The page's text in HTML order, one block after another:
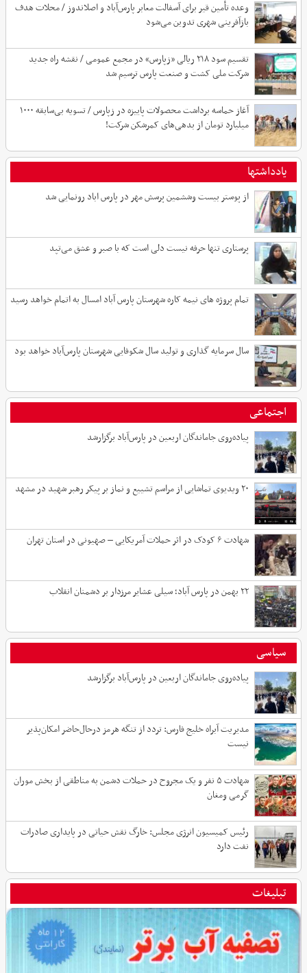
وعده تأمین قیر برای آسفالت معابر پارس‌آباد و اصلاندوز / محلات هدف
بازآفرینی شهری تدوین می‌شود
تقسیم سود ۲۱۸ ریالی «زپارس» در مجمع عمومی / نقشه راه جدید
شرکت ملی کشت و صنعت پارس ترسیم شد
آغاز حماسه برداشت محصولات پاییزه در زپارس / تسویه بی‌سابقه ۱۰۰۰
میلیارد تومان از بدهی‌های کمرشکن شرکت!
یادداشتها
از پوستر بیست وششمین پرسش مهر در پارس اباد رونمایی شد
پرستاری تنها حرفه نیست دلی است که با صبر و عشق می‌تپد
تمام پروژه های نیمه کاره شهرستان پارس آباد امسال به اتمام خواهد رسید
سال سرمایه گذاری و تولید سال شکوفایی شهرستان پارس‌آباد خواهد بود
اجتماعی
پیاده‌روی جاماندگان اربعین در پارس‌آباد برگزارشد
۲۰ ویدیوی تماشایی از مراسم تشییع و نماز بر پیکر رهبر شهید در مشهد
شهادت ۶ کودک در اثر حملات آمریکایی – صهیونی در استان تهران
۲۲ بهمن در پارس آباد؛ سیلی عشایر مرزدار بر دشمنان انقلاب
سیاسی
پیاده‌روی جاماندگان اربعین در پارس‌آباد برگزارشد
مدیریت آبراه خلیج فارس: تردد از تنگه هرمز درحال‌حاضر امکان‌پذیر
نیست
شهادت ۵ نفر و یک مجروح در حملات دشمن به مناطقی از بخش موران
گرمی ومغان
رئیس کمیسیون انرژی مجلس: خارگ نقش حیاتی در پایداری صادرات
نفت دارد
تبلیغات